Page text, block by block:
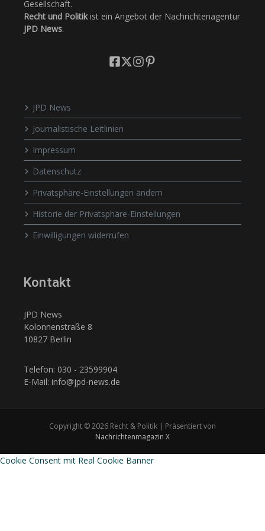
Gesellschaft.
Recht und Politikist ein Angebot der Nachrichtenagentur
JPD News.
JPD News
Journalistische Leitlinien
Impressum
Datenschutz
Privatsphäre-Einstellungen ändern
Historie der Privatsphäre-Einstellungen
Einwilligungen widerrufen
Kontakt
JPD News
Kolonnenstraße 8
10827 Berlin
Telefon: 030 - 23599904
E-Mail: info@jpd-news.de
Copyright © 2026 Recht & Politik | Präsentiert von
Nachrichtenmagazin X
Cookie Consent mit Real Cookie Banner